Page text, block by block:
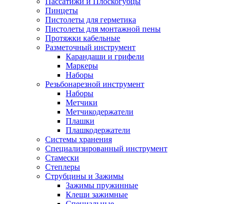
Пинцеты
Пистолеты для герметика
Пистолеты для монтажной пены
Протяжки кабельные
Разметочный инструмент
Карандаши и грифели
Маркеры
Наборы
Резьбонарезной инструмент
Наборы
Метчики
Метчикодержатели
Плашки
Плашкодержатели
Системы хранения
Специализированный инструмент
Стамески
Степлеры
Струбцины и Зажимы
Зажимы пружинные
Клещи зажимные